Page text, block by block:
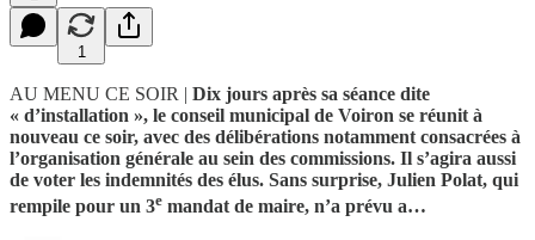
1
AU MENU CE SOIR | Dix jours après sa séance dite
« d’installation », le conseil municipal de Voiron se réunit à
nouveau ce soir, avec des délibérations notamment consacrées à
l’organisation générale au sein des commissions. Il s’agira aussi
de voter les indemnités des élus. Sans surprise, Julien Polat, qui
rempile pour un 3e mandat de maire, n’a prévu a…